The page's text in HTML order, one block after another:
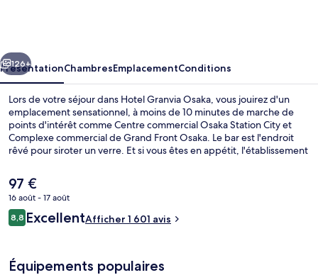
Vue depuis l’hébergement
Suivant
126+
PrésentationChambresEmplacementConditions
Lors de votre séjour dans Hotel Granvia Osaka, vous jouirez d'un
emplacement sensationnel, à moins de 10 minutes de marche de
points d'intérêt comme Centre commercial Osaka Station City et
Complexe commercial de Grand Front Osaka. Le bar est l'endroit
rêvé pour siroter un verre. Et si vous êtes en appétit, l'établissement
Cuisine française. À l'affiche des 5 restaurants, il vous invite à sa
table pour le petit déjeuner, le déjeuner et le dîner. À moins de 5
minutes en voiture, vous trouverez aussi des sites comme Umeda
Sky Building et Musée des sciences d'Osaka. Les autres voyageurs
aiment le fait que les transports publics se trouvent à une courte
Le
prix
actuel
est
97 €
16 août - 17 août
Avis
voyageurs
8,88,8 sur 10
ExcellentAfficher 1 601 avis
Équipements populaires